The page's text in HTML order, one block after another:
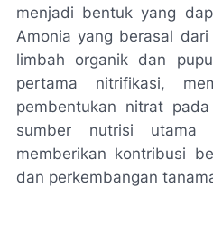
menjadi bentuk yang
Amonia yang berasal
limbah organik dan
pertama nitrifikasi,
pembentukan nitrat
sumber nutrisi utama
memberikan kontribusi
dan perkembangan